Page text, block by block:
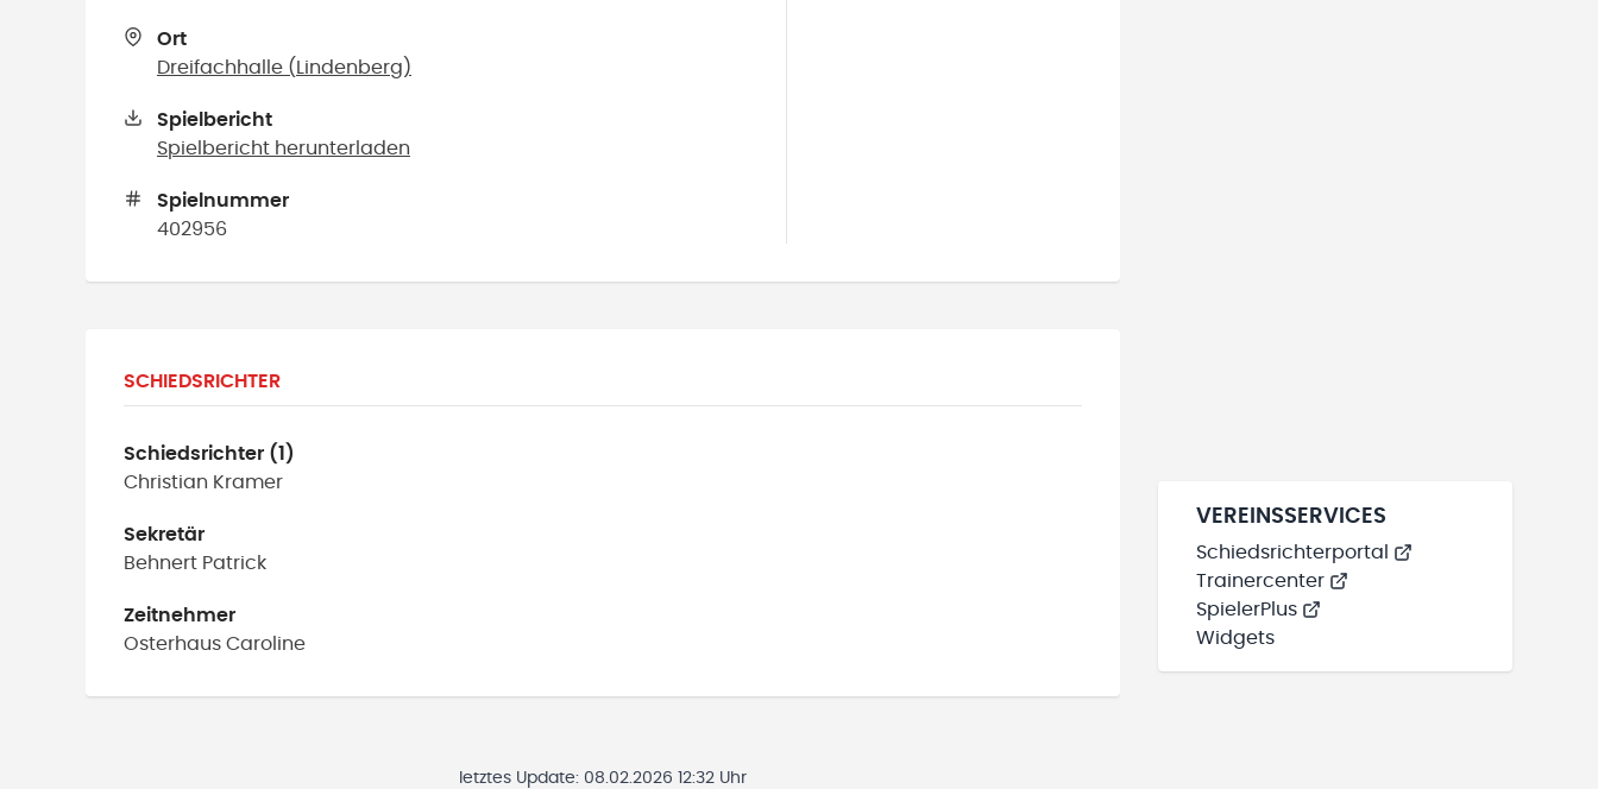
Ort
Dreifachhalle ( Lindenberg )
Spielbericht
Spielbericht herunterladen
Spielnummer
402956
SCHIEDSRICHTER
Schiedsrichter (1)
Christian Kramer
Sekretär
Behnert Patrick
Zeitnehmer
Osterhaus Caroline
letztes Update: 08.02.2026 12:32 Uhr
VEREINSSERVICES
Schiedsrichterportal
Trainercenter
SpielerPlus
Widgets